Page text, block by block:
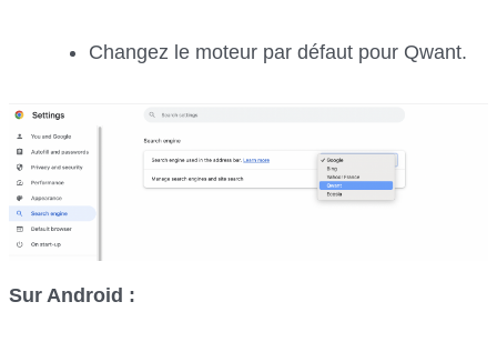
Changez le moteur par défaut pour Qwant.
Sur Android :